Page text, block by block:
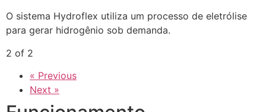
O sistema Hydroflex utiliza um processo de eletrólise
para gerar hidrogênio sob demanda.
2 of 2
« Previous
Next »